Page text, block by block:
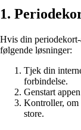
1.
Hvis din
følgende løsninger:
Tjek din
forbindelse.
Genstart
Kontroller, om
store.